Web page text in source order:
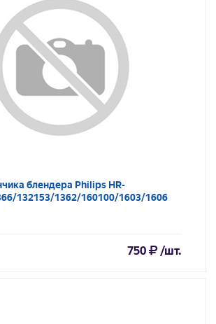
блендера Philips HR-
132153/1362/160100/1603/1606
750 /шт.